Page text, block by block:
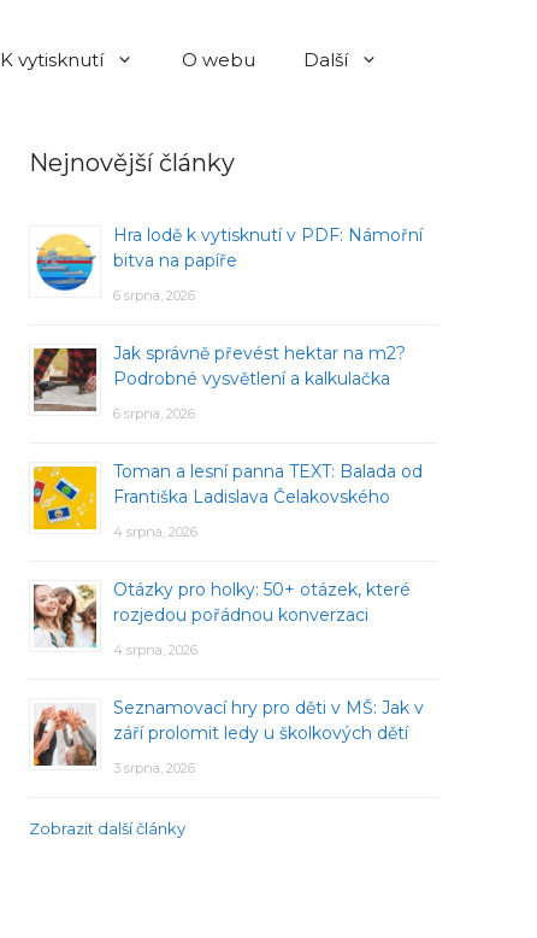
K vytisknutí O webu Další
Nejnovější články
Hra lodě k vytisknutí v PDF: Námořní
bitva na papíře
6 srpna, 2026
Jak správně převést hektar na m2?
Podrobné vysvětlení a kalkulačka
6 srpna, 2026
Toman a lesní panna TEXT: Balada od
Františka Ladislava Čelakovského
4 srpna, 2026
Otázky pro holky: 50+ otázek, které
rozjedou pořádnou konverzaci
4 srpna, 2026
Seznamovací hry pro děti v MŠ: Jak v
září prolomit ledy u školkových dětí
3 srpna, 2026
Zobrazit další články